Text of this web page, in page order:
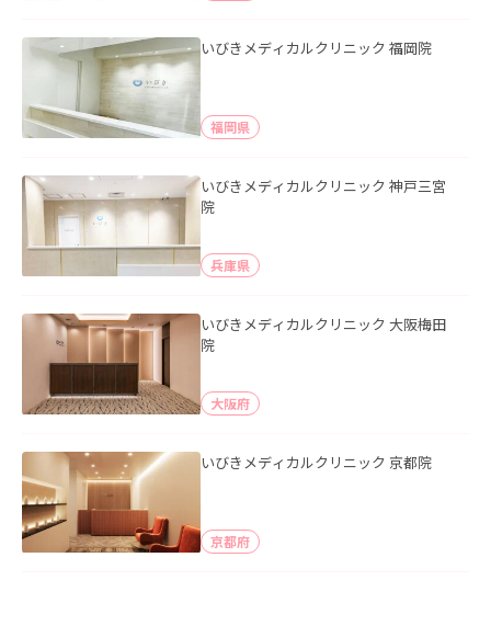
いびきメディカルクリニック 福岡院
福岡県
いびきメディカルクリニック 神戸三宮
院
兵庫県
いびきメディカルクリニック 大阪梅田
院
大阪府
いびきメディカルクリニック 京都院
京都府